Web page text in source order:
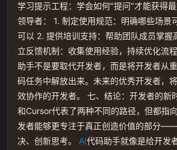
学习提示工程：学会如何"提问"才能获得
领导者： 1. 制定使用规范：明确哪些场景
可以 2. 提供培训支持：帮助团队成员掌握
立反馈机制：收集使用经验，持续优化流程
助手不是要取代开发者，而是将开发者从
码任务中解放出来。未来的优秀开发者，
效协作的开发者。 七、结论：开发者的新
和Cursor代表了两种不同的路径，但都指
发者能够更专注于真正创造价值的部分
决、创新思考。 AI代码助手就像是给开发